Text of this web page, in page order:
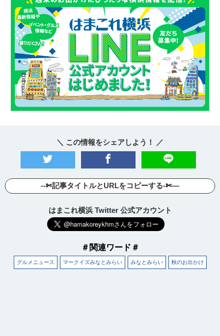
＼ この情報をシェアしよう！ ／
--✄記事タイトルとURLをコピーする-✄—
はまこれ横浜 Twitter 公式アカウント
＃関連ワード＃
グルメニュース マークイズみなとみらい みなとみらい 秋のお出かけ